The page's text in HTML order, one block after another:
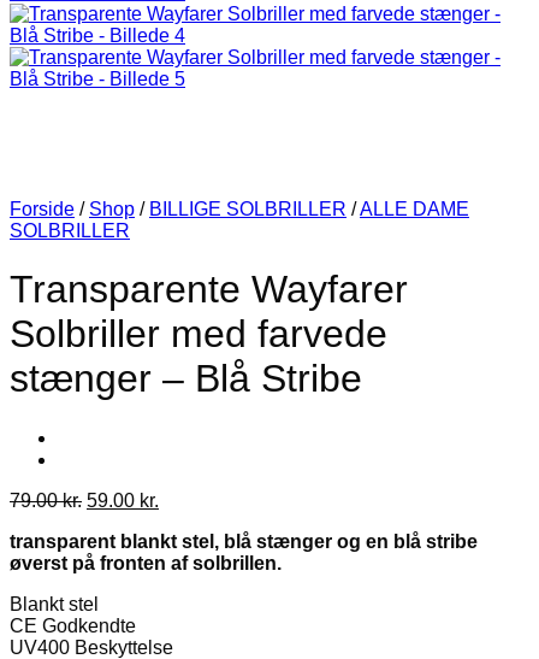
Forside / Shop / BILLIGE SOLBRILLER /ALLE DAME
SOLBRILLER
Transparente Wayfarer
Solbriller med farvede
stænger – Blå Stribe
79.00kr. Den
pris
var:
59.00 kr.
pris
er:
transparent blankt stel, blå stænger og en blå stribe
øverst på fronten af solbrillen.
Blankt stel
CE Godkendte
UV400 Beskyttelse